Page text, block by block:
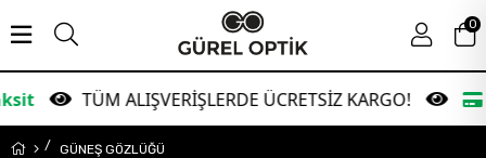
TÜM ALIŞVERİŞLERDE ÜCRETSİZ KARGO!
0
GÜNEŞ GÖZLÜĞÜ